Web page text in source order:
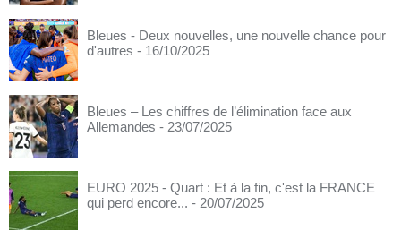
Bleues - Deux nouvelles, une nouvelle chance pour
d'autres - 16/10/2025
Bleues – Les chiffres de l’élimination face aux
Allemandes - 23/07/2025
EURO 2025 - Quart : Et à la fin, c'est la FRANCE
qui perd encore... - 20/07/2025